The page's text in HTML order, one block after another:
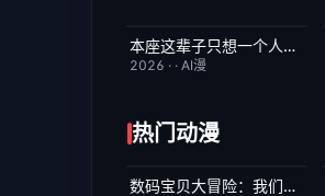
完结 7.0本座这辈子只想一个人清净
2026 · · AI漫
热门动漫
昨日更新 8.9数码宝贝大冒险：我们的战争游戏！